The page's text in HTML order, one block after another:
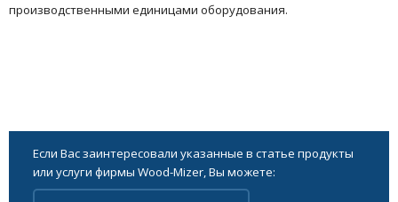
производственными единицами оборудования.
Если Вас заинтересовали указанные в статье продукты
или услуги фирмы Wood-Mizer, Вы можете: